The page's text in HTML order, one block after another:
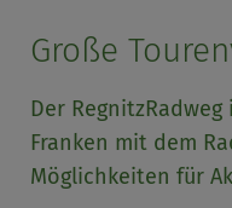
Große
Der
Franken mit dem
Möglichkeiten für